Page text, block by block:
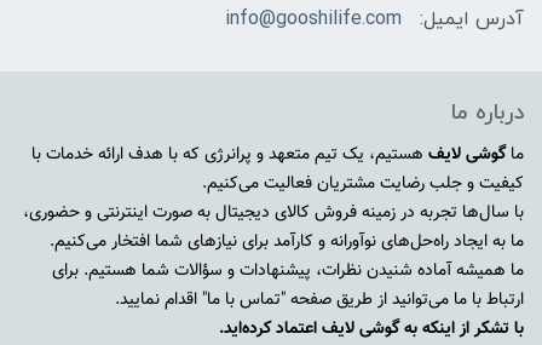
آدرس ایمیل:
info@gooshilife.com
درباره ما
ماگوشی لایف هستیم، یک تیم متعهد و پرانرژی که با هدف ارائه خدمات با
کیفیت و جلب رضایت مشتریان فعالیت می‌کنیم.
با سال‌ها تجربه در زمینه فروش کالای دیجیتال به صورت اینترنتی و حضوری،
ما به ایجاد راه‌حل‌های نوآورانه و کارآمد برای نیازهای شما افتخار می‌کنیم.
ما همیشه آماده شنیدن نظرات، پیشنهادات و سؤالات شما هستیم. برای
ارتباط با ما می‌توانید از طریق صفحه "تماس با ما" اقدام نمایید.
با تشکر از اینکه به گوشی لایف اعتماد کرده‌اید.